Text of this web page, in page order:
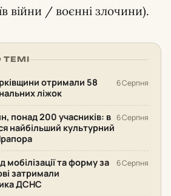
війни / воєнні злочини).
ТЕМІ
отримали 58
ліжок
6 Серпня
понад 200 учасників: в
найбільший культурний
6 Серпня
мобілізації та форму за
затримали
ДСНС
6 Серпня